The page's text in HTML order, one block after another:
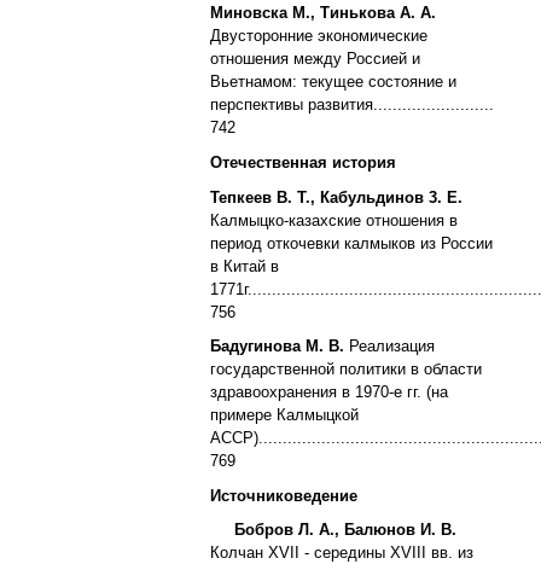
Миновска М., Тинькова А. А.
Двусторонние экономические
отношения между Россией и
Вьетнамом: текущее состояние и
перспективы развития.........................
742
Отечественная история
Тепкеев В. Т., Кабульдинов 3. Е.
Калмыцко-казахские отношения в
период откочевки калмыков из России
в Китай в
756
Бадугинова М. В. Реализация
государственной политики в области
здравоохранения в 1970-е гг. (на
примере Калмыцкой
769
Источниковедение
Бобров Л. А., Балюнов И. В.
Колчан XVII - середины XVIII вв. из